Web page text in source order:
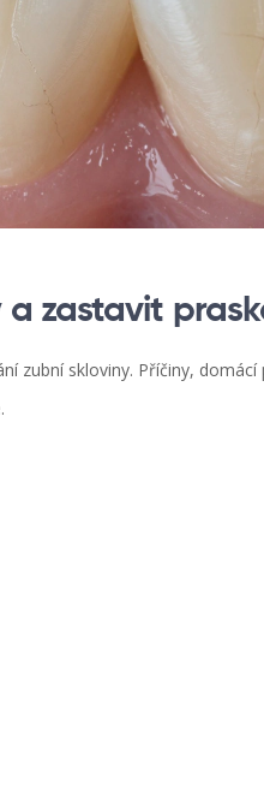
zastavit
zubní skloviny. Příčiny,